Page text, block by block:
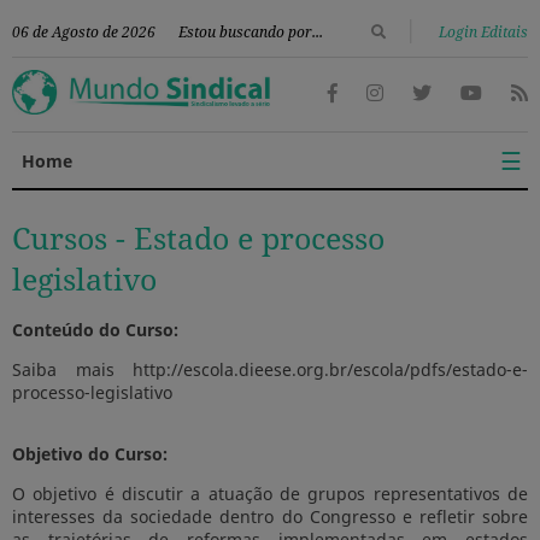
06 de Agosto de 2026 Login Editais
Home ☰
Cursos - Estado e processo
legislativo
Conteúdo do Curso:
Saiba mais http://escola.dieese.org.br/escola/pdfs/estado-e-
processo-legislativo
Objetivo do Curso:
O objetivo é discutir a atuação de grupos representativos de
interesses da sociedade dentro do Congresso e refletir sobre